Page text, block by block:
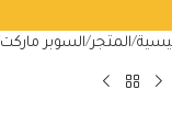
المتجر السوبر ماركت